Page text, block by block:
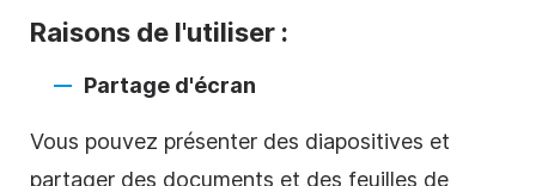
Raisons de l'utiliser :
Partage d'écran
Vous pouvez présenter des diapositives et
partager des documents et des feuilles de